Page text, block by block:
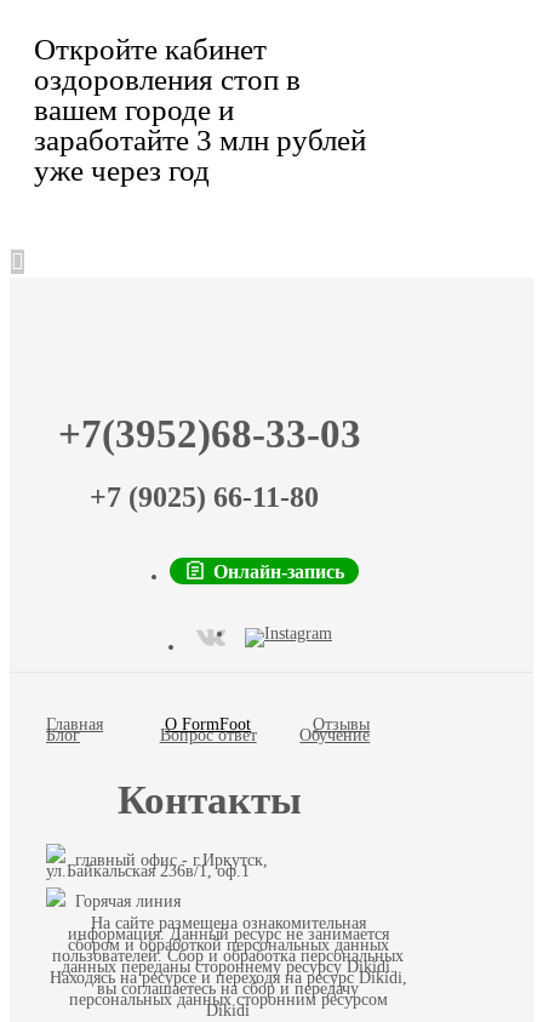
Откройте кабинет
оздоровления стоп в
вашем городе и
заработайте 3 млн рублей
уже через год
+7(3952)68-33-03
+7 (9025) 66-11-80
Онлайн-запись
Главная О FormFoot Отзывы
Блог Вопрос ответ Обучение
Контакты
главный офис - г.Иркутск,
ул.Байкальская 236в/1, оф.1
Горячая линия
На сайте размещена ознакомительная
информация. Данный ресурс не занимается
сбором и обработкой персональных данных
пользователей. Сбор и обработка персональных
данных переданы стороннему ресурсу Dikidi.
Находясь на ресурсе и переходя на ресурс Dikidi,
вы соглашаетесь на сбор и передачу
персональных данных сторонним ресурсом
Dikidi